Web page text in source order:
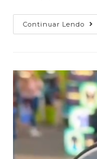
Continuar Lendo